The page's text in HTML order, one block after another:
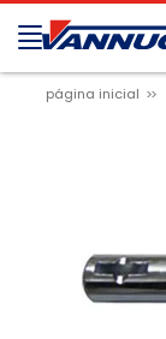
página inicial